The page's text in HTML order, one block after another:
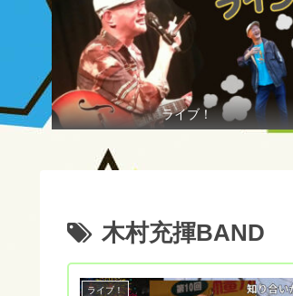
ライブ！
木村充揮BAND
ライブ！